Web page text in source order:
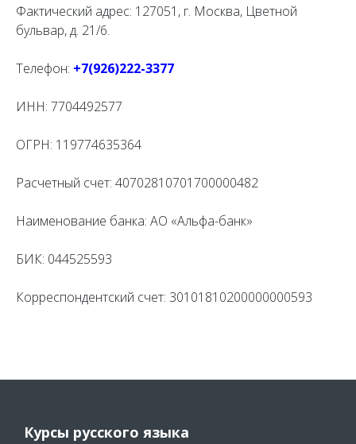
Фактический адрес: 127051, г. Москва, Цветной
бульвар, д. 21/6.
Телефон: +7(926)222-3377
ИНН: 7704492577
ОГРН: 119774635364
Расчетный счет: 40702810701700000482
Наименование банка: АО «Альфа-банк»
БИК: 044525593
Корреспондентский счет: 30101810200000000593
Курсы русского языка